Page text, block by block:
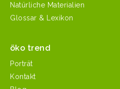
Natürliche Materialien
Glossar & Lexikon
öko trend
Porträt
Kontakt